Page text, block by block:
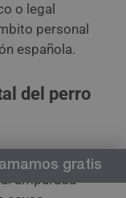
o legal
personal
española.
del perro
amparada
gratis